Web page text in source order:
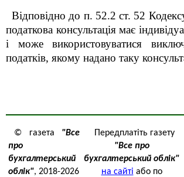
Відповідно до п. 52.2 ст. 52
податкова консультація має
і може використовуватися
податків, якому надано таку
© газета "Все
про
бухгалтерський
облік", 2018-2026
Передплатіть газету
"Все про
бухгалтерський облік"
на сайті або по